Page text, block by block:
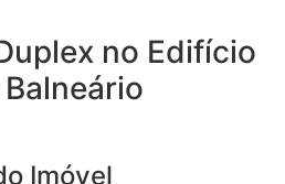
no Edifício
Imóvel